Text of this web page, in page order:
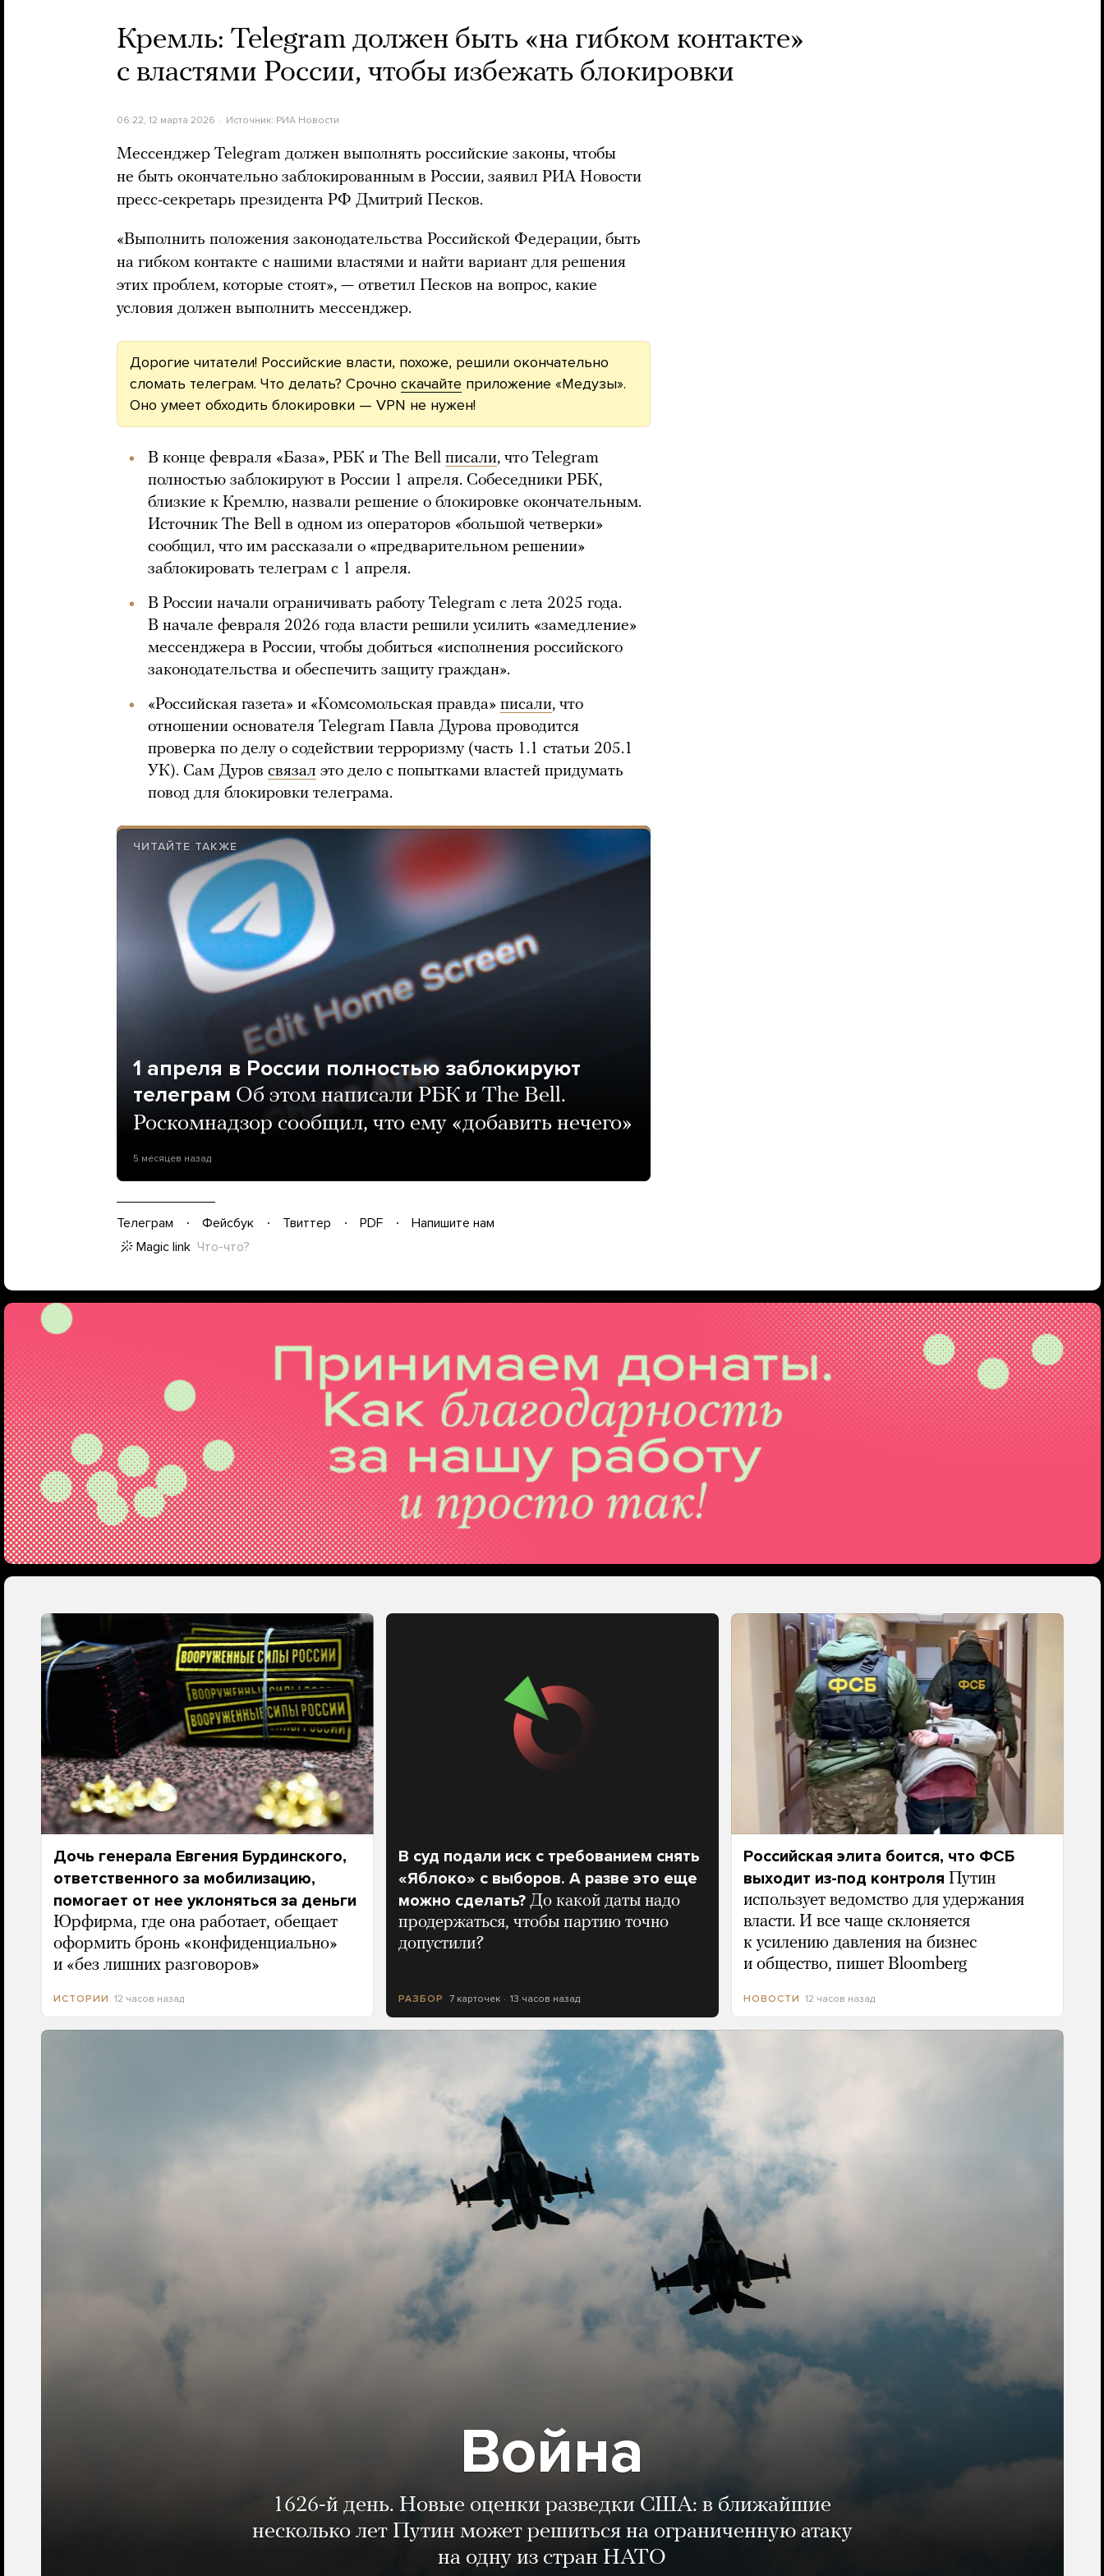
Кремль: Telegram должен быть «на гибком контакте»
с властями России, чтобы избежать блокировки
06:22, 12 марта 2026 Источник: РИА Новости
Мессенджер Telegram должен выполнять российские законы, чтобы
не быть окончательно заблокированным в России, заявил РИА Новости
пресс-секретарь президента РФ Дмитрий Песков.
«Выполнить положения законодательства Российской Федерации, быть
на гибком контакте с нашими властями и найти вариант для решения
этих проблем, которые стоят», — ответил Песков на вопрос, какие
условия должен выполнить мессенджер.
Дорогие читатели! Российские власти, похоже, решили окончательно
сломать телеграм. Что делать? Срочно скачайте приложение «Медузы».
Оно умеет обходить блокировки — VPN не нужен!
В конце февраля «База», РБК и The Bell писали, что Telegram
полностью заблокируют в России 1 апреля. Собеседники РБК,
близкие к Кремлю, назвали решение о блокировке окончательным.
Источник The Bell в одном из операторов «большой четверки»
сообщил, что им рассказали о «предварительном решении»
заблокировать телеграм с 1 апреля.
В России начали ограничивать работу Telegram с лета 2025 года.
В начале февраля 2026 года власти решили усилить «замедление»
мессенджера в России, чтобы добиться «исполнения российского
законодательства и обеспечить защиту граждан».
«Российская газета» и «Комсомольская правда» писали, что
отношении основателя Telegram Павла Дурова проводится
проверка по делу о содействии терроризму (часть 1.1 статьи 205.1
УК). Сам Дуров связал это дело с попытками властей придумать
повод для блокировки телеграма.
ЧИТАЙТЕ ТАКЖЕ
1 апреля в России полностью заблокируют
телеграм Об этом написали РБК и The Bell.
Роскомнадзор сообщил, что ему «добавить нечего»
5 месяцев назад
Телеграм Фейсбук Твиттер PDF
Напишите нам
Magic link Что-что?
Дочь генерала Евгения Бурдинского,
ответственного за мобилизацию,
помогает от нее уклоняться за деньги
Юрфирма, где она работает, обещает
оформить бронь «конфиденциально»
и «без лишних разговоров»
ИСТОРИИ 12 часов назад
В суд подали иск с требованием снять
«Яблоко» с выборов. А разве это еще
можно сделать? До какой даты надо
продержаться, чтобы партию точно
допустили?
РАЗБОР 7 карточек 13 часов назад
Российская элита боится, что ФСБ
выходит из-под контроля Путин
использует ведомство для удержания
власти. И все чаще склоняется
к усилению давления на бизнес
и общество, пишет Bloomberg
НОВОСТИ 12 часов назад
Война
1626-й день. Новые оценки разведки США: в ближайшие
несколько лет Путин может решиться на ограниченную атаку
на одну из стран НАТО